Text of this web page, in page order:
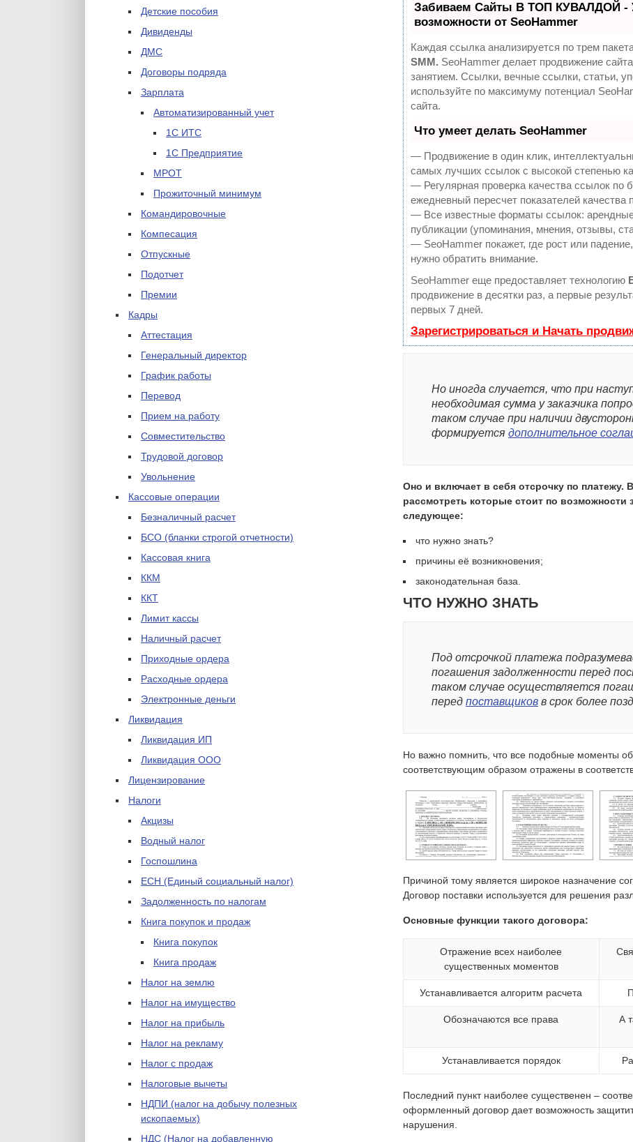
Детские пособия
Дивиденды
ДМС
Договоры подряда
Зарплата
Автоматизированный учет
1С ИТС
1С Предприятие
МРОТ
Прожиточный минимум
Командировочные
Компесация
Отпускные
Подотчет
Премии
Кадры
Аттестация
Генеральный директор
График работы
Перевод
Прием на работу
Совместительство
Трудовой договор
Увольнение
Кассовые операции
Безналичный расчет
БСО (бланки строгой отчетности)
Кассовая книга
ККМ
ККТ
Лимит кассы
Наличный расчет
Приходные ордера
Расходные ордера
Электронные деньги
Ликвидация
Ликвидация ИП
Ликвидация ООО
Лицензирование
Налоги
Акцизы
Водный налог
Госпошлина
ЕСН (Единый социальный налог)
Задолженность по налогам
Книга покупок и продаж
Книга покупок
Книга продаж
Налог на землю
Налог на имущество
Налог на прибыль
Налог на рекламу
Налог с продаж
Налоговые вычеты
НДПИ (налог на добычу полезных
ископаемых)
НДС (Налог на добавленную
Забиваем Сайты В ТОП КУВАЛДОЙ -
возможности от SeoHammer
Каждая ссылка анализируется по трем
SMM. SeoHammer делает продвижение
занятием. Ссылки, вечные ссылки, статьи,
используйте по максимуму потенциал
сайта.
Что умеет делать SeoHammer
— Продвижение в один клик,
самых лучших ссылок с высокой степенью
— Регулярная проверка качества ссылок по
ежедневный пересчет показателей качества
— Все известные форматы ссылок:
публикации (упоминания, мнения, отзывы,
— SeoHammer покажет, где рост или
нужно обратить внимание.
SeoHammer еще предоставляет технологию
продвижение в десятки раз, а первые
первых 7 дней.
Зарегистрироваться и Начать
Но иногда случается, что при
необходимая сумма у заказчика
таком случае при наличии
формируется дополнительное
Оно и включает в себя отсрочку по платежу.
рассмотреть которые стоит по возможности
следующее:
что нужно знать?
причины её возникновения;
законодательная база.
ЧТО НУЖНО ЗНАТЬ
Под отсрочкой платежа
погашения задолженности перед
таком случае осуществляется
перед поставщиковв срок более
Но важно помнить, что все подобные моменты
соответствующим образом отражены в
Причиной тому является широкое назначение
Договор поставки используется для решения
Основные функции такого договора:
Отражение всех наиболее
существенных моментов
Устанавливается алгоритм расчета
Обозначаются все права
А
Устанавливается порядок
Последний пункт наиболее существенен –
оформленный договор дает возможность
нарушения.